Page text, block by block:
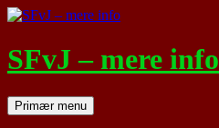
Hop
indhold
SFvJ – mere info
SøgPrimær menu